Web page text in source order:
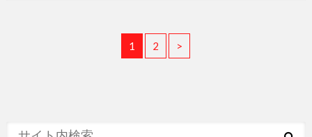
1 2 >